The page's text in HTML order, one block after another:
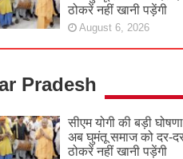
ठोकरें नहीं खानी पड़ेंगी
August 6, 2026
Pradesh
सीएम योगी की बड़ी
अब घुमंतू समाज को दर-
ठोकरें नहीं खानी पड़ेंगी